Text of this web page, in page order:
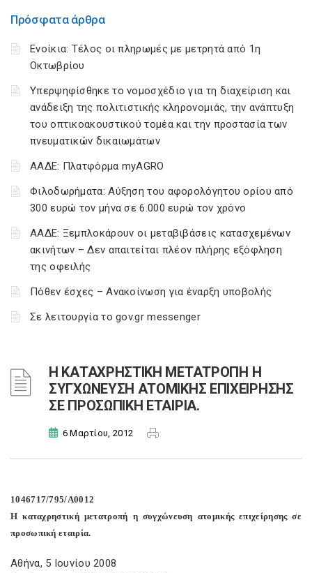
Πρόσφατα άρθρα
Ενοίκια: Τέλος οι πληρωμές με μετρητά από 1η
Οκτωβρίου
Υπερψηφίσθηκε το νομοσχέδιο για τη διαχείριση και
ανάδειξη της πολιτιστικής κληρονομιάς, την ανάπτυξη
του οπτικοακουστικού τομέα και την προστασία των
πνευματικών δικαιωμάτων
ΑΑΔΕ: Πλατφόρμα myAGRO
Φιλοδωρήματα: Αύξηση του αφορολόγητου ορίου από
300 ευρώ τον μήνα σε 6.000 ευρώ τον χρόνο
ΑΑΔΕ: Ξεμπλοκάρουν οι μεταβιβάσεις κατασχεμένων
ακινήτων – Δεν απαιτείται πλέον πλήρης εξόφληση
της οφειλής
Πόθεν έσχες – Ανακοίνωση για έναρξη υποβολής
Σε λειτουργία το gov.gr messenger
Η ΚΑΤΑΧΡΗΣΤΙΚΗ ΜΕΤΑΤΡΟΠΗ Η
ΣΥΓΧΩΝΕΥΣΗ ΑΤΟΜΙΚΗΣ ΕΠΙΧΕΙΡΗΣΗΣ
ΣΕ ΠΡΟΣΩΠΙΚΗ ΕΤΑΙΡΙΑ.
6 Μαρτίου, 2012
1046717/795/Α0012
Η καταχρηστική μετατροπή η συγχώνευση ατομικής επιχείρησης σε
προσωπική εταιρία.
Αθήνα, 5 Ιουνίου 2008